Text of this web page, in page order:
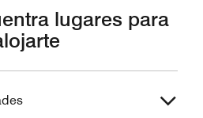
lugares para